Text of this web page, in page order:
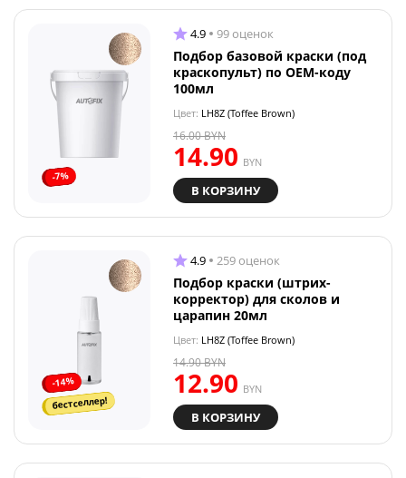
-7%
4.9 99 оценок
Подбор базовой краски (под
краскопульт) по OEM-коду
100мл
Цвет: LH8Z (Toffee Brown)
14.90 BYN
16.00BYN
В КОРЗИНУ
-14%
бестселлер!
4.9 259 оценок
Подбор краски (штрих-
корректор) для сколов и
царапин 20мл
Цвет: LH8Z (Toffee Brown)
12.90 BYN
14.90BYN
В КОРЗИНУ